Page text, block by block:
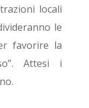
locali
le
favorire la
Attesi i